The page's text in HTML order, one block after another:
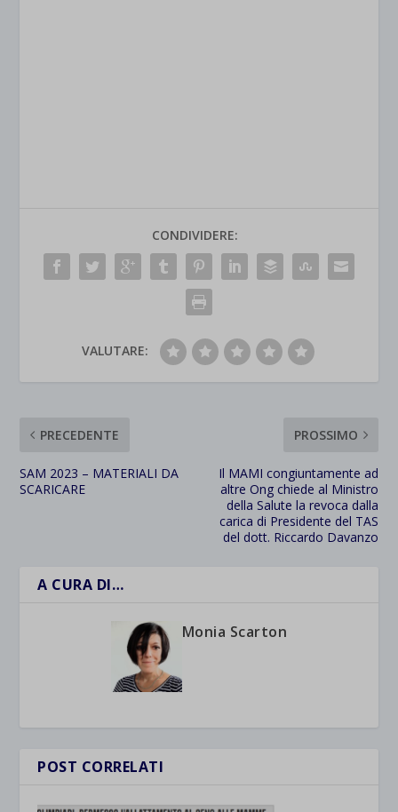
CONDIVIDERE:
VALUTARE:
PRECEDENTE
SAM 2023 – MATERIALI DA
SCARICARE
PROSSIMO
Il MAMI congiuntamente ad
altre Ong chiede al Ministro
della Salute la revoca dalla
carica di Presidente del TAS
del dott. Riccardo Davanzo
A CURA DI…
Monia Scarton
POST CORRELATI